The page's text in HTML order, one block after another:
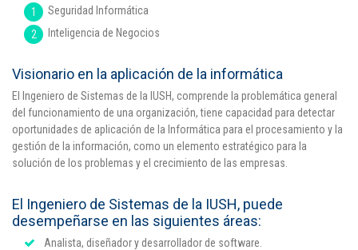
Seguridad Informática
Inteligencia de Negocios
Visionario en la aplicación de la informática
El Ingeniero de Sistemas de la IUSH, comprende la problemática general
del funcionamiento de una organización, tiene capacidad para detectar
oportunidades de aplicación de la Informática para el procesamiento y la
gestión de la información, como un elemento estratégico para la
solución de los problemas y el crecimiento de las empresas.
El Ingeniero de Sistemas de la IUSH, puede
desempeñarse en las siguientes áreas:
Analista, diseñador y desarrollador de software.